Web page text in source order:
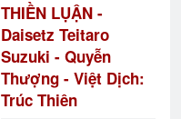
THIỀN LỤẬN -
Daisetz Teitaro
Suzuki - Quyễn
Thượng - Việt Dịch:
Trúc Thiên